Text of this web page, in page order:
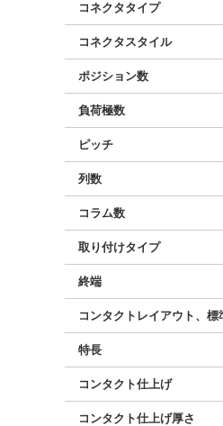
コネクタタイプ
コネクタスタイル
ポジション数
負荷極数
ピッチ
列数
コラム数
取り付けタイプ
終端
コンタクトレイアウト、標
特長
コンタクト仕上げ
コンタクト仕上げ厚さ